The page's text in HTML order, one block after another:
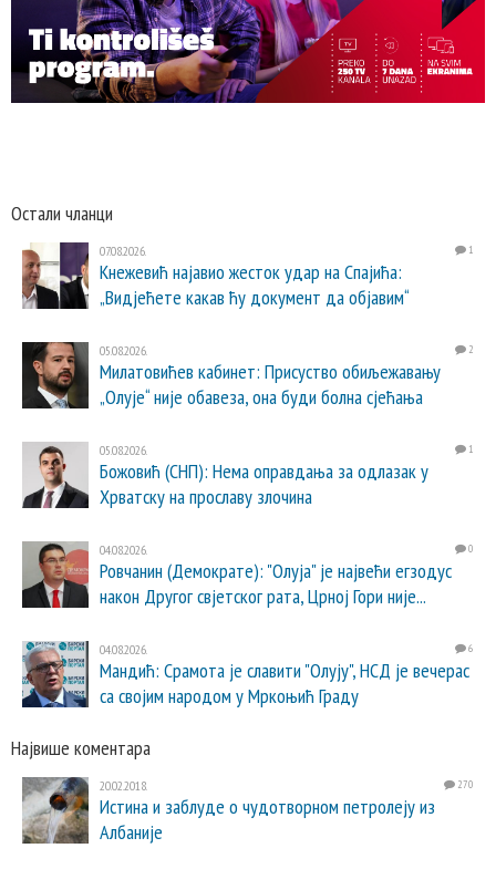
Остали чланци
07.08.2026. 1
Кнежевић најавио жесток удар на Спајића:
„Видјећете какав ћу документ да објавим“
05.08.2026. 2
Милатовићев кабинет: Присуство обиљежавању
„Олује“ није обавеза, она буди болна сјећања
05.08.2026. 1
Божовић (СНП): Нема оправдања за одлазак у
Хрватску на прославу злочина
04.08.2026. 0
Ровчанин (Демократе): "Олуја" је највећи егзодус
након Другог свјетског рата, Црној Гори није...
04.08.2026. 6
Мандић: Срамота је славити "Олују", НСД је вечерас
са својим народом у Мркоњић Граду
Највише коментара
20.02.2018. 270
Истина и заблуде о чудотворном петролеју из
Албаније